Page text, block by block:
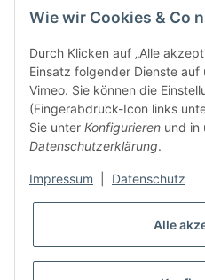
Wie wir Cookies & Co
Durch Klicken auf „Alle
Einsatz folgender Dienste auf
Vimeo. Sie können die
(Fingerabdruck-Icon links
Sie unter Konfigurieren und in
Datenschutzerklärung.
Impressum Datenschutz
Alle
Bitte senden Sie mir entsprechend Ihrer
jederzeit widerruflich Informationen zu
Newsletter abonieren und5%
nächsten Einkauf. Den
erfolgreichen